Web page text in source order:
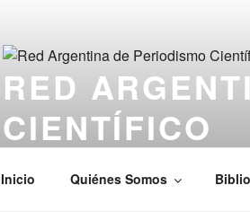
RED
CIENTÍFICO
Inicio Quiénes Somos